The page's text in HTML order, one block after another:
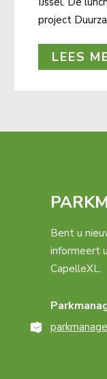
project
LEES
Bent u
informeert
CapelleXL.